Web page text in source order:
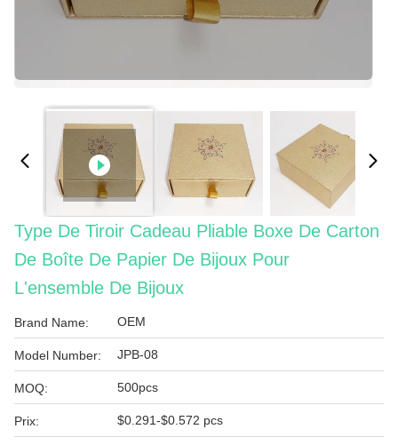
Type De Tiroir Cadeau Pliable Boxe De Carton
De Boîte De Papier De Bijoux Pour
L'ensemble De Bijoux
Brand Name: OEM
Model Number: JPB-08
MOQ: 500pcs
Prix: $0.291-$0.572 pcs